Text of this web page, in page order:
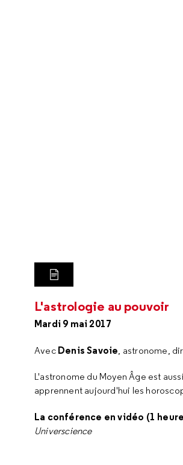
LIRE LA TRANSCRIPTION
L'astrologie au pouvoir
Mardi 9 mai 2017
Avec Denis Savoie, astronome,
L'astronome du Moyen Âge est
apprennent aujourd'hui les
La conférence en vidéo (1
Universcience